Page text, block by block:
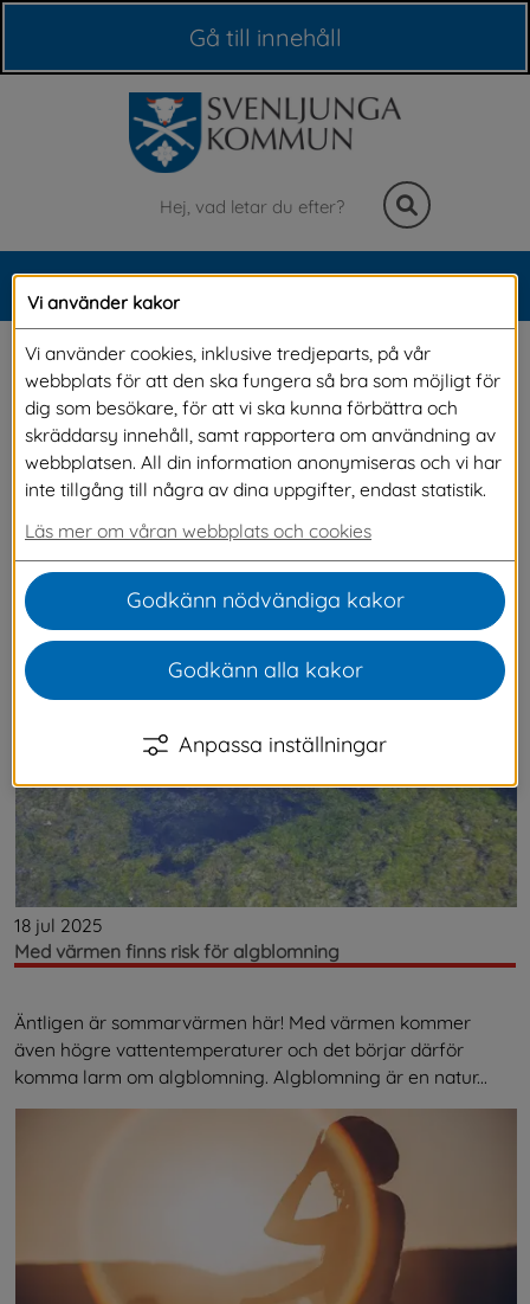
Gå till innehåll
Sök
Meny
Nyheter
På denna sida kan du läsa alla våra nyheter. Om du vill
vara säker på att du inte missar något och vill få
nyheterna direkt till din e-post, kan du prenumerera på
Senaste nytt
18 jul 2025
Med värmen finns risk för algblomning
Äntligen är sommarvärmen här! Med värmen kommer
även högre vattentemperaturer och det börjar därför
komma larm om algblomning. Algblomning är en natur...
Vi använder kakor
Vi använder cookies, inklusive tredjeparts, på vår
webbplats för att den ska fungera så bra som möjligt för
dig som besökare, för att vi ska kunna förbättra och
skräddarsy innehåll, samt rapportera om användning av
webbplatsen. All din information anonymiseras och vi har
inte tillgång till några av dina uppgifter, endast statistik.
Läs mer om våran webbplats och cookies
Godkänn nödvändiga kakor
Godkänn alla kakor
Anpassa inställningar